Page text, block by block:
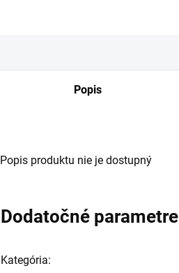
Popis
Popis produktu nie je dostupný
Dodatočné parametre
Kategória: